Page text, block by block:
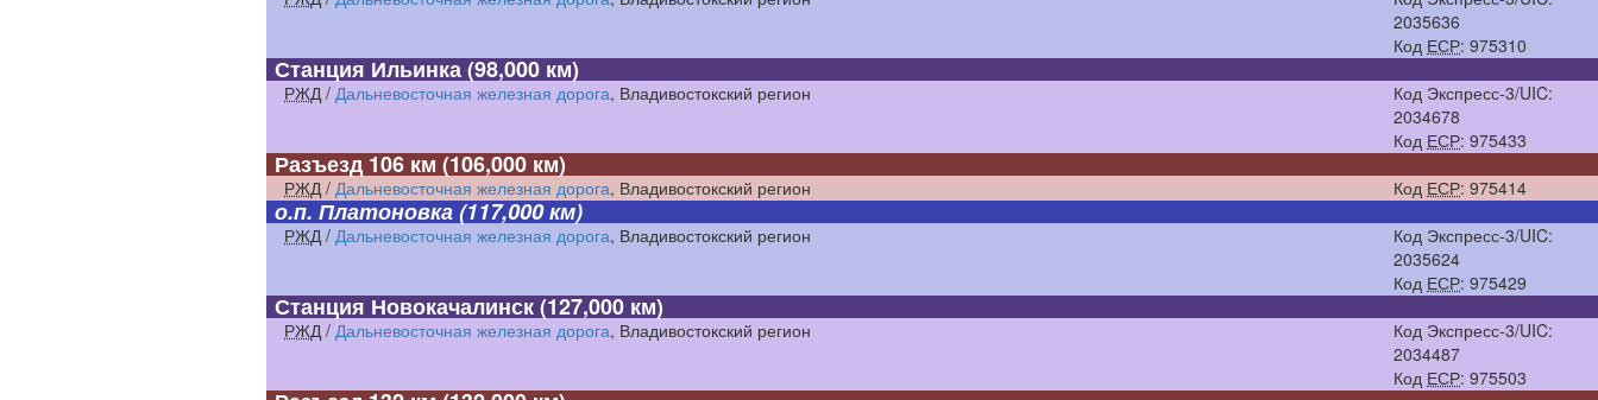
2035636
Код ЕСР: 975310
Станция Ильинка(98,000 км)
РЖД/ Дальневосточная железная дорога, Владивостокский регион
Код Экспресс-3/UIC:
2034678
Код ЕСР: 975433
Разъезд 106 км(106,000 км)
РЖД/ Дальневосточная железная дорога, Владивостокский регион Код ЕСР: 975414
о.п. Платоновка(117,000 км)
РЖД/ Дальневосточная железная дорога, Владивостокский регион
Код Экспресс-3/UIC:
2035624
Код ЕСР: 975429
Станция Новокачалинск(127,000 км)
РЖД/ Дальневосточная железная дорога, Владивостокский регион
Код Экспресс-3/UIC:
2034487
Код ЕСР: 975503